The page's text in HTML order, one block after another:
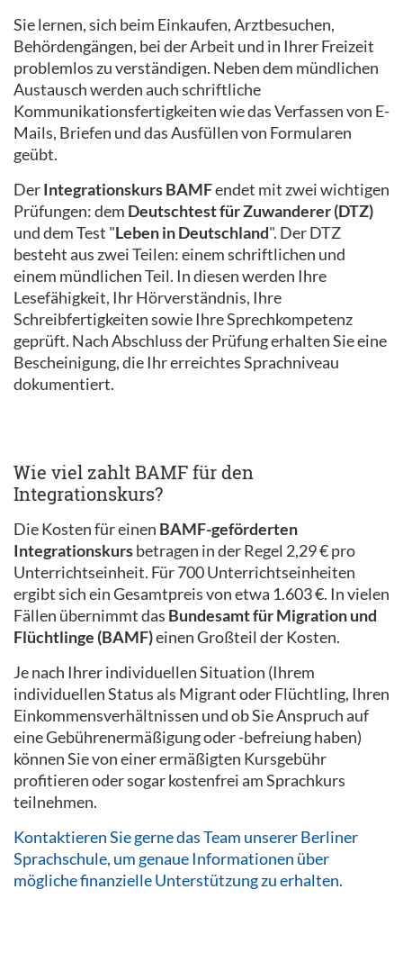
Sie lernen, sich beim Einkaufen, Arztbesuchen,
Behördengängen, bei der Arbeit und in Ihrer Freizeit
problemlos zu verständigen. Neben dem mündlichen
Austausch werden auch schriftliche
Kommunikationsfertigkeiten wie das Verfassen von E-
Mails, Briefen und das Ausfüllen von Formularen
geübt.
DerIntegrationskurs BAMFendet mit zwei wichtigen
Prüfungen: dem Deutschtest für Zuwanderer (DTZ)
und dem Test "Leben in Deutschland". Der DTZ
besteht aus zwei Teilen: einem schriftlichen und
einem mündlichen Teil. In diesen werden Ihre
Lesefähigkeit, Ihr Hörverständnis, Ihre
Schreibfertigkeiten sowie Ihre Sprechkompetenz
geprüft. Nach Abschluss der Prüfung erhalten Sie eine
Bescheinigung, die Ihr erreichtes Sprachniveau
dokumentiert.
Wie viel zahlt BAMF für den
Integrationskurs?
Die Kosten für einen BAMF-geförderten
Integrationskursbetragen in der Regel 2,29 € pro
Unterrichtseinheit. Für 700 Unterrichtseinheiten
ergibt sich ein Gesamtpreis von etwa 1.603 €. In vielen
Fällen übernimmt das Bundesamt für Migration und
Flüchtlinge (BAMF)einen Großteil der Kosten.
Je nach Ihrer individuellen Situation (Ihrem
individuellen Status als Migrant oder Flüchtling, Ihren
Einkommensverhältnissen und ob Sie Anspruch auf
eine Gebührenermäßigung oder -befreiung haben)
können Sie von einer ermäßigten Kursgebühr
profitieren oder sogar kostenfrei am Sprachkurs
teilnehmen.
Kontaktieren Sie gerne das Team unserer Berliner
Sprachschule, um genaue Informationen über
mögliche finanzielle Unterstützung zu erhalten.